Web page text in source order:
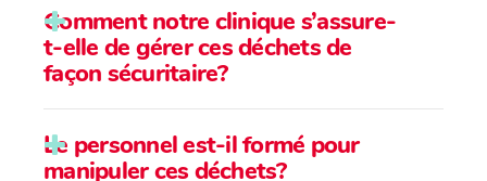
Comment notre clinique s’assure-
t-elle de gérer ces déchets de
façon sécuritaire?
Le personnel est-il formé pour
manipuler ces déchets?